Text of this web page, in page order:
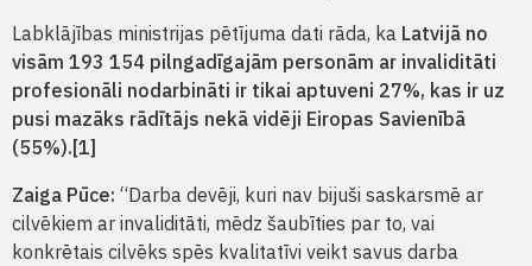
Labklājības ministrijas pētījuma dati rāda, ka Latvijā no
visām 193 154 pilngadīgajām personām ar invaliditāti
profesionāli nodarbināti ir tikai aptuveni 27%, kas ir uz
pusi mazāks rādītājs nekā vidēji Eiropas Savienībā
(55%).[1]
Zaiga Pūce: “Darba devēji, kuri nav bijuši saskarsmē ar
cilvēkiem ar invaliditāti, mēdz šaubīties par to, vai
konkrētais cilvēks spēs kvalitatīvi veikt savus darba